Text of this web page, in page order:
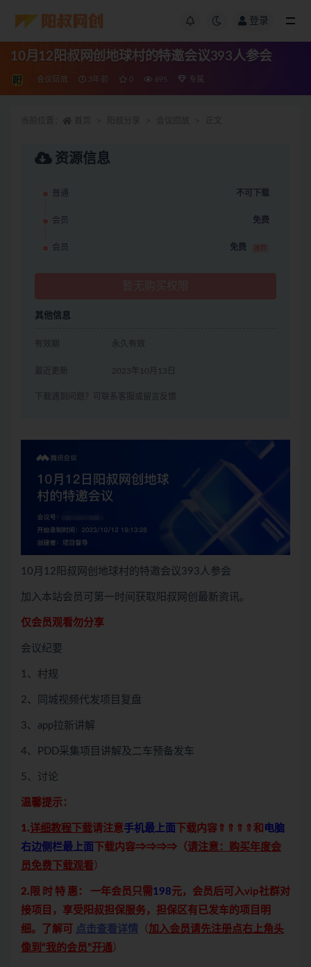
登录
10月12阳叔网创地球村的特邀会议393人参会
会议回放 3年前 0 695 专属
资源信息
普通 不可下载
会员 免费
会员 免费 推荐
其他信息
有效期 永久有效
最近更新 2023年10月13日
下载遇到问题？可联系客服或留言反馈
10月12阳叔网创地球村的特邀会议393人参会
加入本站会员可第一时间获取阳叔网创最新资讯。
仅会员观看勿分享
会议纪要
1、村规
2、同城视频代发项目复盘
3、app拉新讲解
4、PDD采集项目讲解及二车预备发车
5、讨论
温馨提示：
1.详细教程下载请注意手机最上面 下载内容⇑⇑⇑⇑和 电脑
右边侧栏最上面 下载内容⇒⇒⇒⇒（请注意：购买年度会
员免费下载观看）
2.限 时 特 惠： 一年会员只需198元，会员后可入vip社群对
接项目，享受阳叔担保服务，担保区有已发车的项目明
细。了解可
点击查看详情 （ 加入会员请先注册点右上角头
像到“我的会员”开通 ）